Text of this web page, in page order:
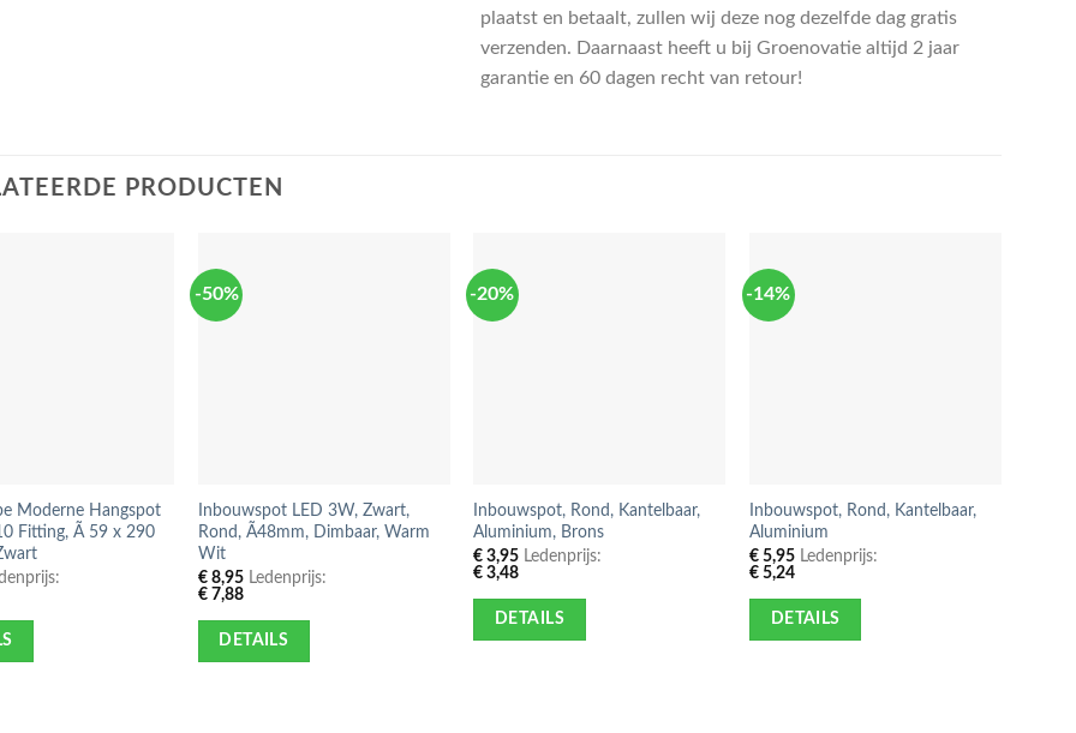
plaatst en betaalt, zullen wij deze nog dezelfde dag gratis
verzenden. Daarnaast heeft u bij Groenovatie altijd 2 jaar
garantie en 60 dagen recht van retour!
PRODUCTEN
Moderne Hangspot
Fitting, Ã 59 x 290
-50%
Inbouwspot LED 3W, Zwart,
Rond, Ã48mm, Dimbaar, Warm
Wit
€8,95Ledenprijs:
€7,88
DETAILS
-20%
Inbouwspot, Rond, Kantelbaar,
Aluminium, Brons
€ 3,95 Ledenprijs:
€ 3,48
DETAILS
-14%
Inbouwspot, Rond, Kantelbaar,
Aluminium
€ 5,95 Ledenprijs:
€ 5,24
DETAILS